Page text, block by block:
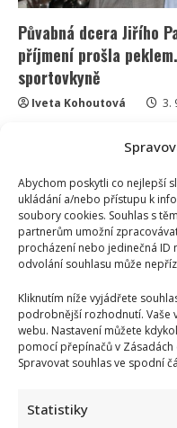
Abychom poskytli co nejlepší
ukládání a/nebo přístupu k
soubory cookies. Souhlas s
partnerům umožní
procházení nebo jedinečná ID
odvolání souhlasu může
Kliknutím níže vyjádřete
podrobnější rozhodnutí. Vaše
webu. Nastavení můžete
pomocí přepínačů v
Spravovat souhlas ve spodní
Statistiky
Půvabná dcera Jiřího
příjmení prošla
sportovkyně
Iveta Kohoutová 3.
své kariéry, už žije
VíceRead
more
about
Půvabná
dcera
Jiřího
Paroubka
kvůli
svému
příjmení
prošla
peklem.
Stala
se
úspěšná
sportovkyně